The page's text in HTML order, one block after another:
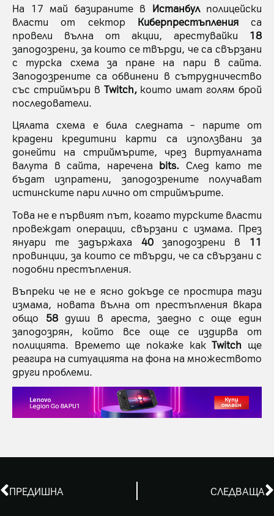
На 17 май базираните в Истанбулполицейски
власти от сектор Киберпрестъпленияса
провели вълна от акции, арестувайки 18
заподозрени, за които се твърди, че са свързани
с турска схема за пране на пари в сайта.
Заподозрените са обвинени в сътрудничество
със стриймъри в Twitch,които имат голям брой
последователи.
Цялата схема е била следната – парите от
крадени кредитини карти са използвани за
донейти на стриймърите, чрез виртуалната
валута в сайта, наречена bits. След като те
бъдат изпратени, заподозрените получават
истинските пари лично от стриймърите.
Това не е първият път, когато турските власти
провеждат операции, свързани с измама. През
януари те задържаха 40заподозрени в 11
провинции, за които се твърди, че са свързани с
подобни престъпления.
Въпреки че не е ясно докъде се простира тази
измама, новата вълна от престъпления вкара
общо 58души в ареста, заедно с още един
заподозрян, който все още се издирва от
полицията. Времето ще покаже какTwitch ще
реагира на ситуацията на фона на множеството
други проблеми.
ПРЕДИШНА СЛЕДВАЩА